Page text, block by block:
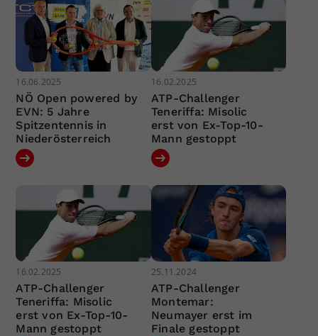
16.06.2025
NÖ Open powered by
EVN: 5 Jahre
Spitzentennis in
Niederösterreich
16.02.2025
ATP-Challenger
Teneriffa: Misolic
erst von Ex-Top-10-
Mann gestoppt
16.02.2025
ATP-Challenger
Teneriffa: Misolic
erst von Ex-Top-10-
Mann gestoppt
25.11.2024
ATP-Challenger
Montemar:
Neumayer erst im
Finale gestoppt